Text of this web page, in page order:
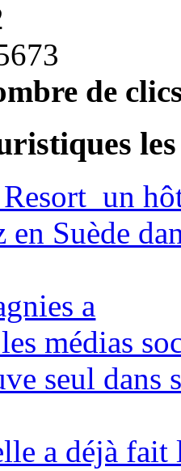
de
un
en Suède
a
médias
seul dans
a déjà